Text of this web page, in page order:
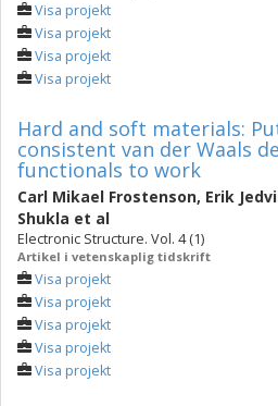
Visa projekt
Visa projekt
Visa projekt
Visa projekt
Hard and soft materials:
consistent van der Waals
functionals to work
Carl Mikael Frostenson, Erik
Shukla et al
Electronic Structure. Vol. 4 (1)
Artikel i vetenskaplig tidskrift
Visa projekt
Visa projekt
Visa projekt
Visa projekt
Visa projekt